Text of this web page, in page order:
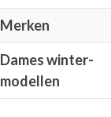
Merken
Dames winter-
modellen